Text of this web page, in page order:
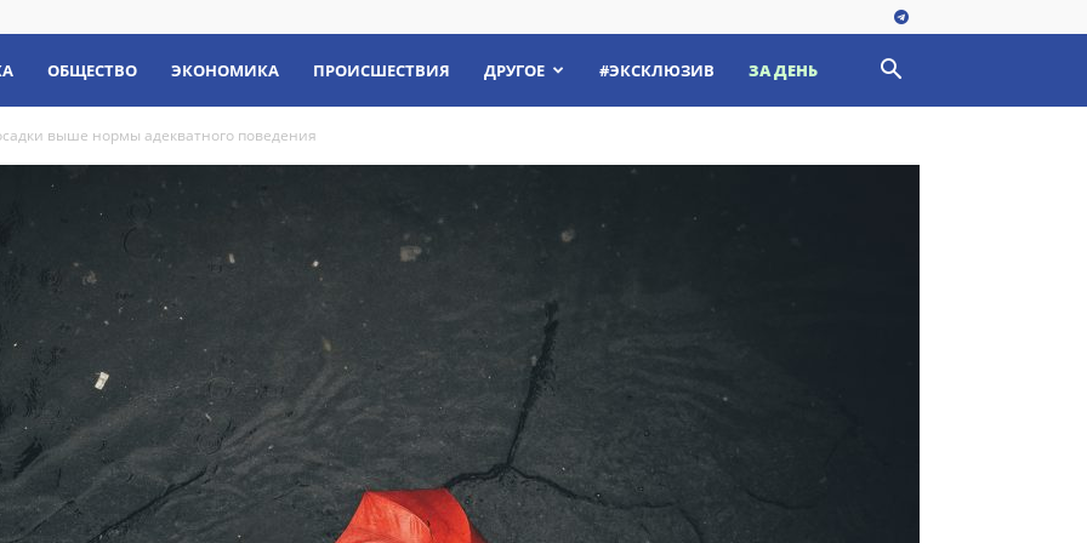
ОБЩЕСТВО ЭКОНОМИКА ПРОИСШЕСТВИЯ ДРУГОЕ #ЭКСКЛЮЗИВ ЗА ДЕНЬ
выше нормы адекватного поведения